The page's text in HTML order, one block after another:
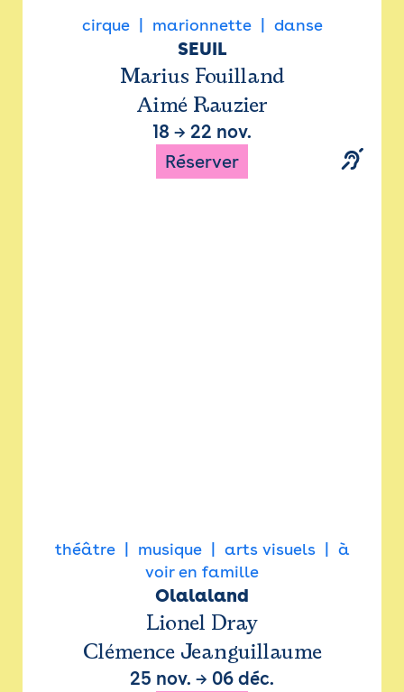
cirque marionnette danse
SEUIL
Marius Fouilland
Aimé Rauzier
18 → 22 nov.
Réserver
théâtre musique arts visuels
à
voir en famille
Olalaland
Lionel Dray
Clémence Jeanguillaume
25 nov. → 06 déc.